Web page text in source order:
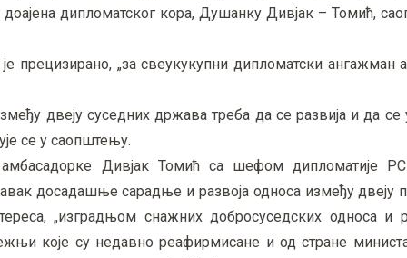
дипломатског кора, Душанку Дивјак – Томић,
прецизирано, „за свеукукупни дипломатски ангажман
двеју суседних држава треба да се развија и да се
се у саопштењу.
амбасадорке Дивјак Томић са шефом дипломатије
досадашње сарадње и развоја односа између двеју
„изградњом снажних добросуседских односа и
које су недавно реафирмисане и од стране